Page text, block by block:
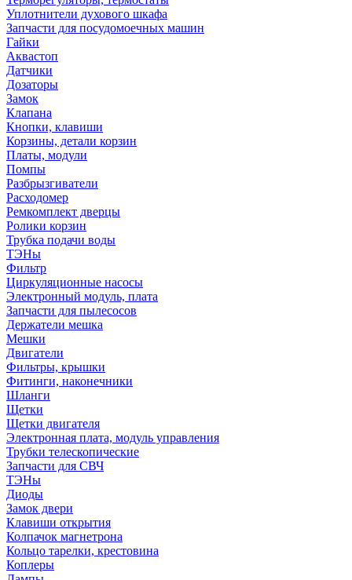
Уплотнители духового шкафа
Запчасти для посудомоечных машин
Гайки
Аквастоп
Датчики
Дозаторы
Замок
Клапана
Кнопки, клавиши
Корзины, детали корзин
Платы, модули
Помпы
Разбрызгиватели
Расходомер
Ремкомплект дверцы
Ролики корзин
Трубка подачи воды
ТЭНы
Фильтр
Циркуляционные насосы
Электронный модуль, плата
Запчасти для пылесосов
Держатели мешка
Мешки
Двигатели
Фильтры, крышки
Фитинги, наконечники
Шланги
Щетки
Щетки двигателя
Электронная плата, модуль управления
Трубки телескопические
Запчасти для СВЧ
ТЭНы
Диоды
Замок двери
Клавиши открытия
Колпачок магнетрона
Кольцо тарелки, крестовина
Коплеры